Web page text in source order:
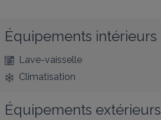
Équipements intérieurs
Lave-vaisselle
Climatisation
Équipements extérieurs